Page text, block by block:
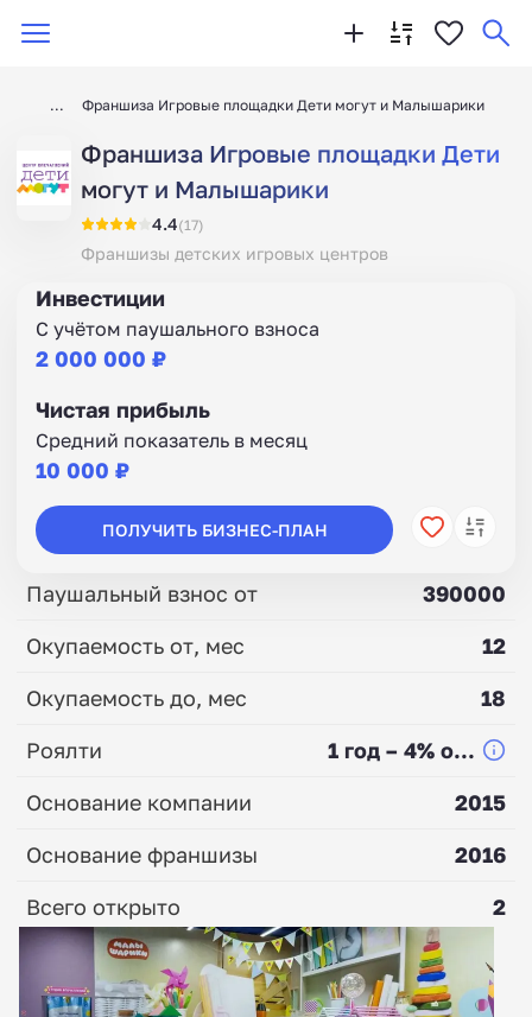
Франшиза Игровые площадки Дети могут и Малышарики
Франшиза Игровые площадки Дети
могут и Малышарики
4.4(17)
Франшизы детских игровых центров
Инвестиции
С учётом паушального взноса
2 000 000 ₽
Чистая прибыль
Средний показатель в месяц
10 000 ₽
ПОЛУЧИТЬ БИЗНЕС-ПЛАН
Паушальный взнос от
390000
Окупаемость от, мес
12
Окупаемость до, мес
18
Роялти
1 год – 4% о...
Основание компании
2015
Основание франшизы
2016
Всего открыто
2